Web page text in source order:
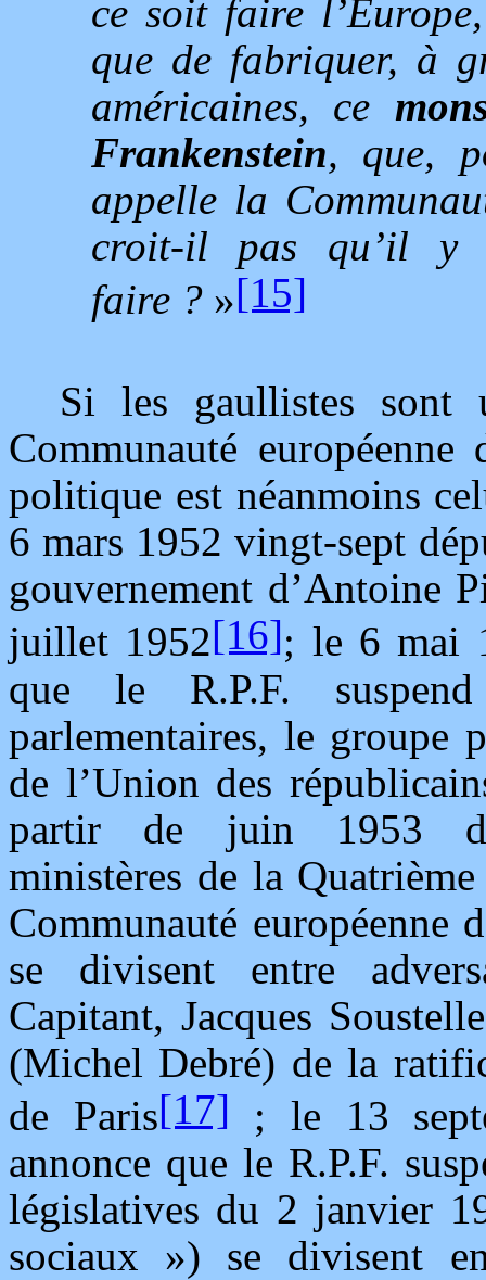
ce soit faire
que de fabriquer, à
américaines, ce
Frankenstein, que,
appelle la
croit-il pas qu’il y
faire ?»[15]
Si les gaullistes sont
Communauté
politique est néanmoins
6 mars 1952 vingt-sept
gouvernement d’Antoine
juillet 1952[16]; le 6 mai
que le R.P.F.
parlementaires, le groupe
de l’Union des
partir de juin 1953
ministères de la
Communauté européenne
se divisent entre
Capitant, Jacques
(Michel Debré) de la
de Paris[17] ; le 13
annonce que le R.P.F.
législatives du 2 janvier
sociaux ») se divisent